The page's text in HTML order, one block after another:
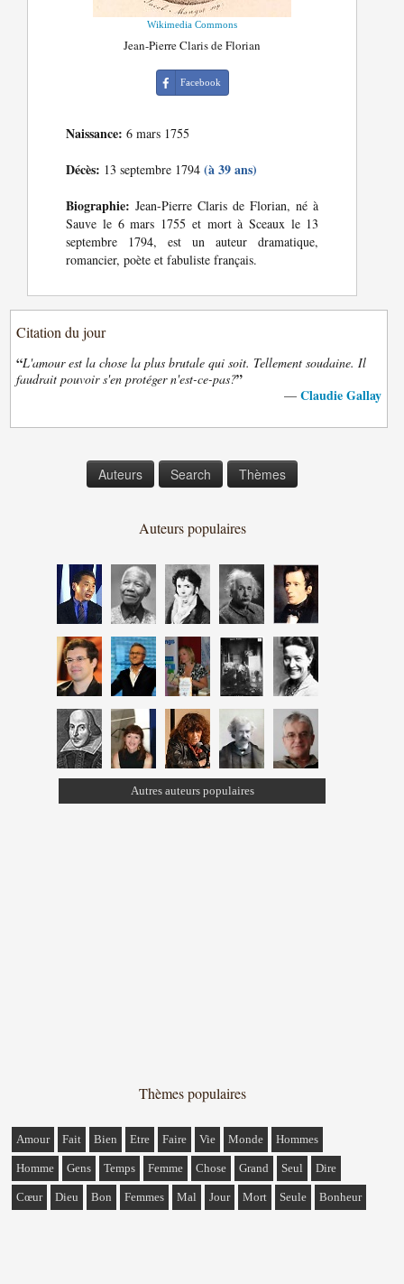
Wikimedia Commons
Jean-Pierre Claris de Florian
Facebook
Naissance: 6 mars 1755
Décès: 13 septembre 1794(à 39 ans)
Biographie: Jean-Pierre Claris de Florian, né à
Sauve le 6 mars 1755 et mort à Sceaux le 13
septembre 1794, est un auteur dramatique,
romancier, poète et fabuliste français.
Citation du jour
“L'amour est la chose la plus brutale qui soit. Tellement soudaine. Il
faudrait pouvoir s'en protéger n'est-ce-pas?”
— Claudie Gallay
Auteurs Search Thèmes
Auteurs populaires
Autres auteurs populaires
Thèmes populaires
Amour Fait Bien Etre Faire Vie Monde Hommes
Homme Gens Temps Femme Chose Grand Seul Dire
Cœur Dieu Bon Femmes Mal Jour Mort Seule Bonheur